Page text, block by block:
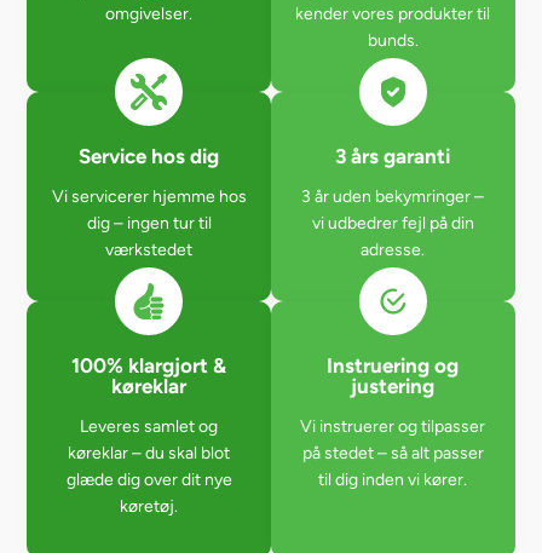
omgivelser.
kender vores produkter til
bunds.
Service hos dig
Vi servicerer hjemme hos
dig – ingen tur til
værkstedet
3 års garanti
3 år uden bekymringer –
vi udbedrer fejl på din
adresse.
100% klargjort &
køreklar
Leveres samlet og
køreklar – du skal blot
glæde dig over dit nye
køretøj.
Instruering og
justering
Vi instruerer og tilpasser
på stedet – så alt passer
til dig inden vi kører.